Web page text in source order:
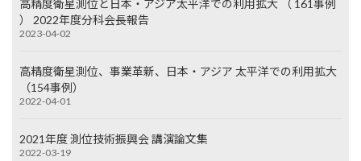
高精度衛星測位と日本・アジア太平洋での利用拡大 （ 161事例
） 2022年度分科会長報告
2023-04-02
高精度衛星測位、事業革新、日本・アジア 太平洋での利用拡大
（154事例）
2022-04-01
2021年度 測位技術振興会 講演論文集
2022-03-19